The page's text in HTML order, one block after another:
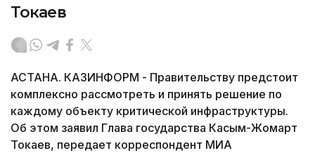
Токаев
АСТАНА. КАЗИНФОРМ - Правительству предстоит
комплексно рассмотреть и принять решение по
каждому объекту критической инфраструктуры.
Об этом заявил Глава государства Касым-Жомарт
Токаев, передает корреспондент МИА